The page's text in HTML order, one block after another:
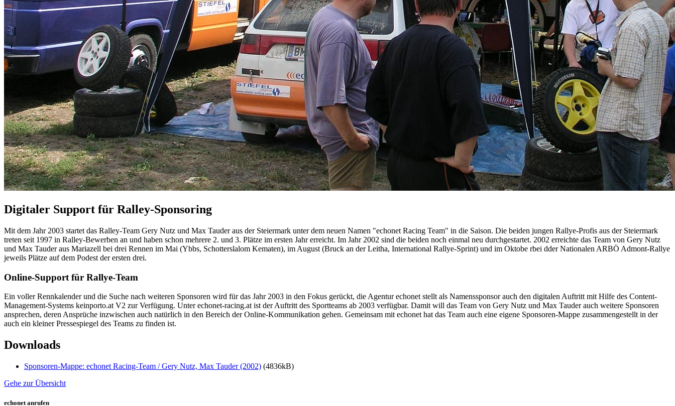
Digitaler Support für Ralley-Sponsoring
Mit dem Jahr 2003 startet das Ralley-Team Gery Nutz und Max Tauder aus der Steiermark unter dem neuen Namen "echonet Racing Team" in die Saison. Die beiden jungen Rallye-Profis aus der Steiermark
treten seit 1997 in Ralley-Bewerben an und haben schon mehrere 2. und 3. Plätze im ersten Jahr erreicht. Im Jahr 2002 sind die beiden noch einmal neu durchgestartet. 2002 erreichte das Team von Gery Nutz
und Max Tauder aus Mariazell bei drei Rennen im Mai (Ybbs, Schotterslalom Kematen), im August (Bruck an der Leitha, International Rallye-Sprint) und im Oktobe rbei dder Nationalen ARBÖ Admont-Rallye
jeweils Plätze auf dem Podest der ersten drei.
Online-Support für Rallye-Team
Ein voller Rennkalender und die Suche nach weiteren Sponsoren wird für das Jahr 2003 in den Fokus gerückt, die Agentur echonet stellt als Namenssponsor auch den digitalen Auftritt mit Hilfe des Content-
Management-Systems keinporto.at V2 zur Verfügung. Unter echonet-racing.at ist der Auftritt des Sportteams ab 2003 verfügbar. Damit will das Team von Gery Nutz und Max Tauder auch weitere Sponsoren
ansprechen, deren Ansprüche inzwischen auch natürlich in den Bereich der Online-Kommunikation gehen. Gemeinsam mit echonet hat das Team auch eine eigene Sponsoren-Mappe zusammengestellt in der
auch ein kleiner Pressespiegel des Teams zu finden ist.
Downloads
Sponsoren-Mappe: echonet Racing-Team / Gery Nutz, Max Tauder (2002) (4836kB)
Gehe zur Übersicht
echonet anrufen